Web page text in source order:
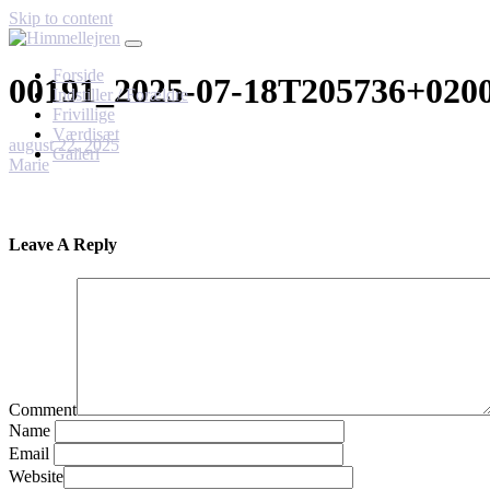
Skip to content
Forside
Indstiller / Forældre
Frivillige
Værdisæt
Galleri
00191_2025-07-
august 22, 2025
Marie
Leave A Reply
Comment
Name
Email
Website